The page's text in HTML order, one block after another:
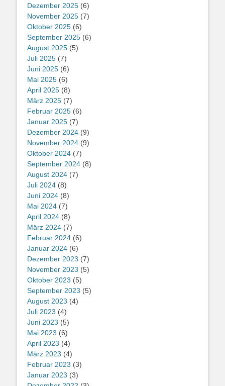
Dezember 2025 (6)
November 2025 (7)
Oktober 2025 (6)
September 2025 (6)
August 2025 (5)
Juli 2025 (7)
Juni 2025 (6)
Mai 2025 (6)
April 2025 (8)
März 2025 (7)
Februar 2025 (6)
Januar 2025 (7)
Dezember 2024 (9)
November 2024 (9)
Oktober 2024 (7)
September 2024 (8)
August 2024 (7)
Juli 2024 (8)
Juni 2024 (8)
Mai 2024 (7)
April 2024 (8)
März 2024 (7)
Februar 2024 (6)
Januar 2024 (6)
Dezember 2023 (7)
November 2023 (5)
Oktober 2023 (5)
September 2023 (5)
August 2023 (4)
Juli 2023 (4)
Juni 2023 (5)
Mai 2023 (6)
April 2023 (4)
März 2023 (4)
Februar 2023 (3)
Januar 2023 (3)